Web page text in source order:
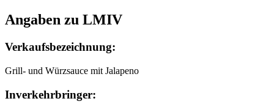
Angaben zu LMIV
Verkaufsbezeichnung:
Grill- und Würzsauce mit Jalapeno
Inverkehrbringer: